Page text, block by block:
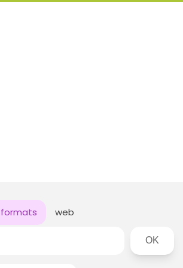
formats web
Rechercher